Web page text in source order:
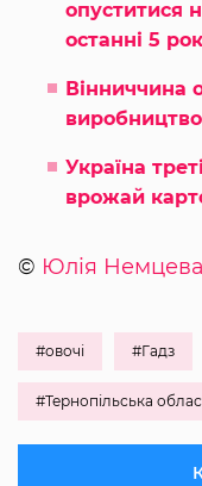
опуститися
останні 5
Вінниччина
Україна
врожай
© Юлія Немцева
#овочі #Гадз
#Тернопільська